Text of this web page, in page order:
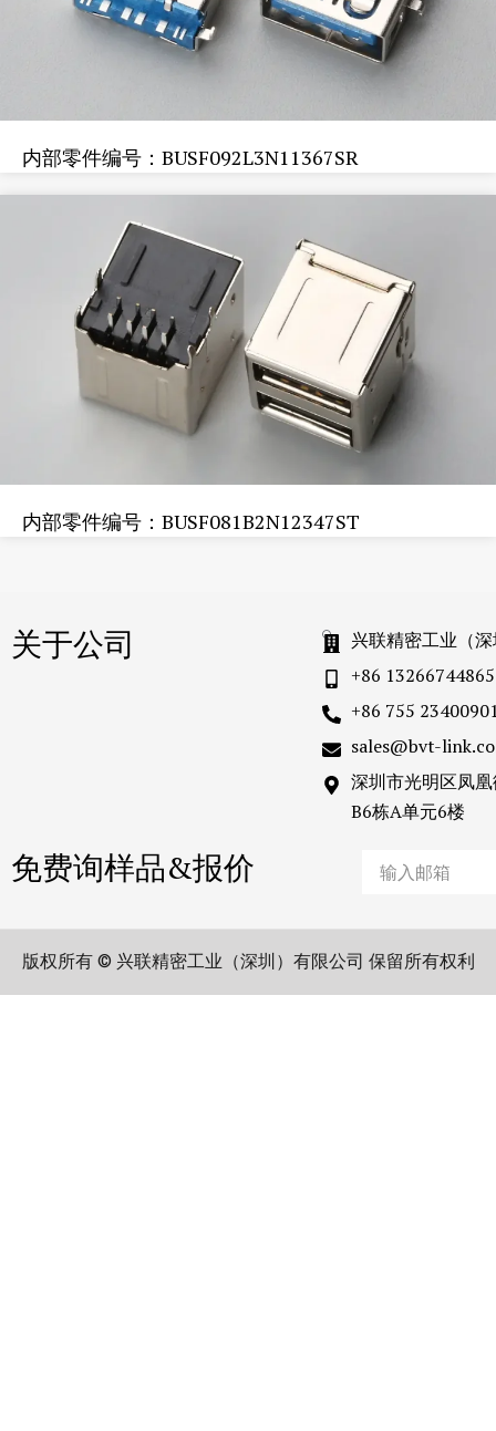
内部零件编号：BUSF092L3N11367SR
内部零件编号：BUSF081B2N12347ST
关于公司
兴联精密工业（
+86 13266744865
+86 755
sales@bvt-
深圳市光明区凤
B6栋A单元6楼
免费询样品&报价
版权所有 © 兴联精密工业（深圳）有限公司 保留所有权利